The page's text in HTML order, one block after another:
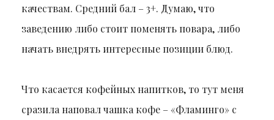
качествам. Средний бал – 3+. Думаю, что
заведению либо стоит поменять повара, либо
начать внедрять интересные позиции блюд.
Что касается кофейных напитков, то тут меня
сразила наповал чашка кофе – «Фламинго» с